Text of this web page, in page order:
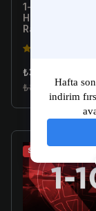
1-10 Skin Arası
Hesap - Valorant
Random Hesap
₺34.99
₺89.99
Sale